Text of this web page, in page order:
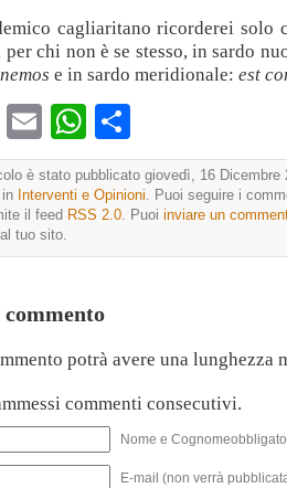
cagliaritano ricorderei solo
chi non è se stesso, in sardo
e in sardo meridionale: est
TwitterEmailWhatsApp
è stato pubblicato giovedì, 16 Dicembre
Interventi e Opinioni. Puoi seguire i
il feed RSS 2.0. Puoi inviare un
tuo sito.
potrà avere una lunghezza
commenti consecutivi.
Nome e
E-mail (non verrà